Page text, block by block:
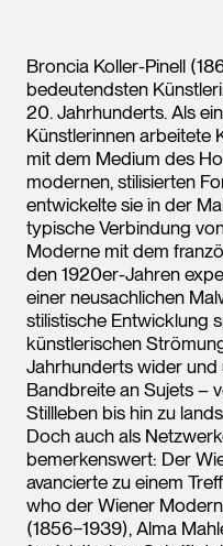
Broncia Koller-Pinell
bedeutendsten
20. Jahrhunderts. Als
Künstlerinnen arbeitete
mit dem Medium des
modernen, stilisierten
entwickelte sie in der
typische Verbindung
Moderne mit dem
den 1920er-Jahren
einer neusachlichen
stilistische Entwicklung
künstlerischen
Jahrhunderts wider
Bandbreite an Sujets –
Stillleben bis hin zu
Doch auch als
bemerkenswert: Der
avancierte zu einem
who der Wiener
(1856−1939), Alma